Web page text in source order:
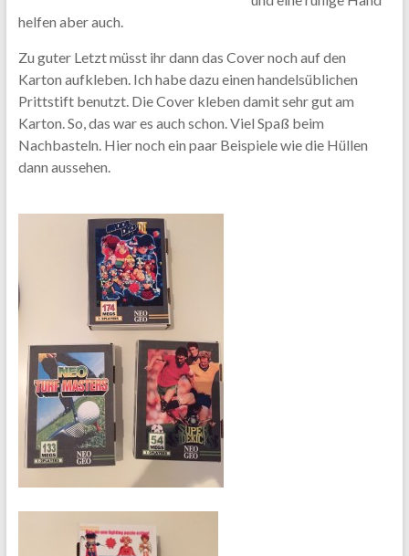
helfen aber auch.
Zu guter Letzt müsst ihr dann das Cover noch auf den
Karton aufkleben. Ich habe dazu einen handelsüblichen
Prittstift benutzt. Die Cover kleben damit sehr gut am
Karton. So, das war es auch schon. Viel Spaß beim
Nachbasteln. Hier noch ein paar Beispiele wie die Hüllen
dann aussehen.